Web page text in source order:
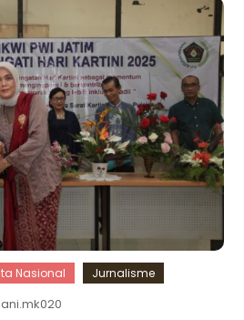
Nasional Jurnalisme